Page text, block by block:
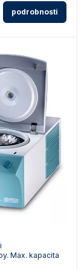
podrobnosti
Max. kapacita